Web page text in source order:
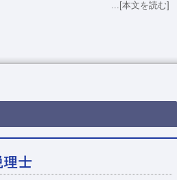
...[本文を読む]
理士